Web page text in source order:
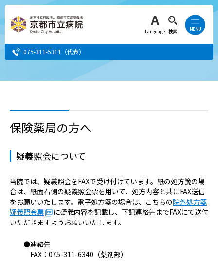
Language 検索
075-311-5311 （代表）
事業者・その他の方
病院の概要
当院の魅力
保険薬局の方へ
疑義照会について
当院では、疑義照会をFAXで受け付けています。紙の処方箋の場
合は、紙面右側の疑義照会票を用いて、処方内容と共にFAX送信
をお願いいたします。電子処方箋の場合は、こちらの院外処方箋
疑義照会票
に疑義内容を記載し、下記連絡先までFAXにて送付
いただきますようお願いいたします。
●連絡先
FAX：075-311-6340（薬剤部）